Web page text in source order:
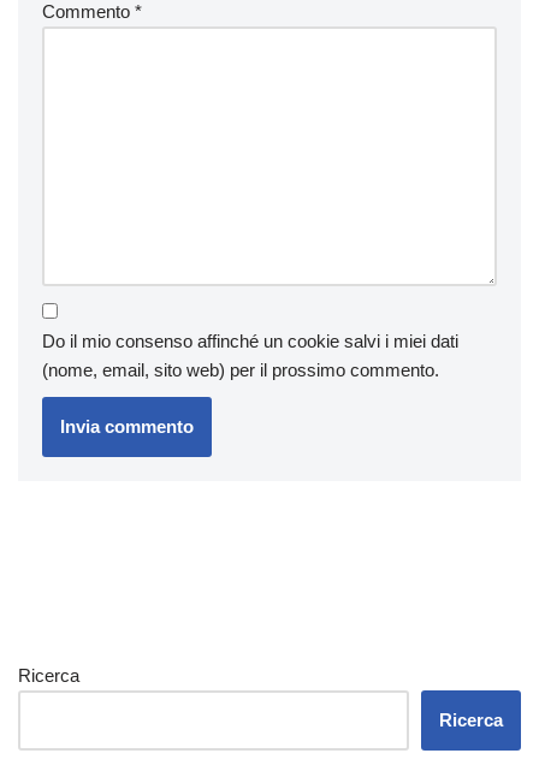
Commento *
Do il mio consenso affinché un cookie salvi i miei dati
(nome, email, sito web) per il prossimo commento.
Ricerca
Ricerca